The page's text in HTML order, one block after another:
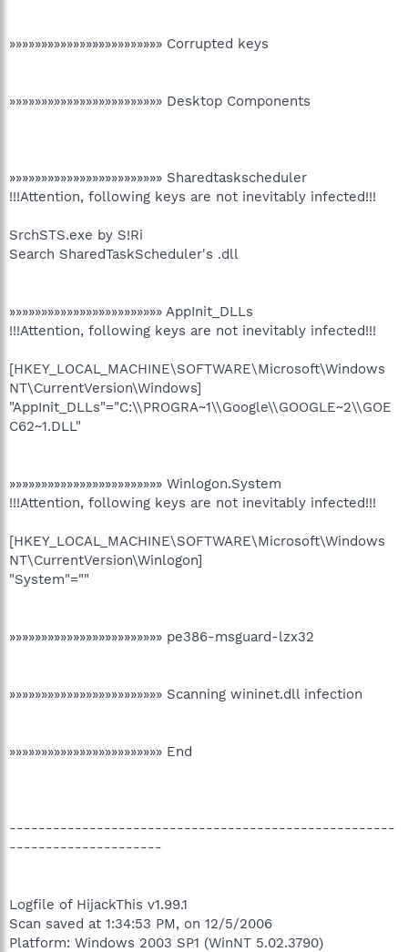
»»»»»»»»»»»»»»»»»»»»»»»» Corrupted keys
»»»»»»»»»»»»»»»»»»»»»»»» Desktop Components
»»»»»»»»»»»»»»»»»»»»»»»» Sharedtaskscheduler
!!!Attention, following keys are not inevitably infected!!!
SrchSTS.exe by S!Ri
Search SharedTaskScheduler's .dll
»»»»»»»»»»»»»»»»»»»»»»»» AppInit_DLLs
!!!Attention, following keys are not inevitably infected!!!
[HKEY_LOCAL_MACHINE\SOFTWARE\Microsoft\Windows
NT\CurrentVersion\Windows]
"AppInit_DLLs"="C:\\PROGRA~1\\Google\\GOOGLE~2\\GOE
C62~1.DLL"
»»»»»»»»»»»»»»»»»»»»»»»» Winlogon.System
!!!Attention, following keys are not inevitably infected!!!
[HKEY_LOCAL_MACHINE\SOFTWARE\Microsoft\Windows
NT\CurrentVersion\Winlogon]
"System"=""
»»»»»»»»»»»»»»»»»»»»»»»» pe386-msguard-lzx32
»»»»»»»»»»»»»»»»»»»»»»»» Scanning wininet.dll infection
»»»»»»»»»»»»»»»»»»»»»»»» End
-----------------------------------------------------
---------------------
Logfile of HijackThis v1.99.1
Scan saved at 1:34:53 PM, on 12/5/2006
Platform: Windows 2003 SP1 (WinNT 5.02.3790)